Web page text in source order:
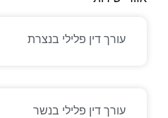
עורך דין פלילי בנצרת
עורך דין פלילי בנשר